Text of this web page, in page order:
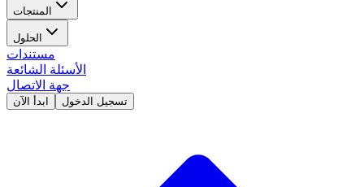
المنتجات
الحلول
مستندات
الأسئلة الشائعة
جهة الاتصال
ابدأ الآن تسجيل الدخول